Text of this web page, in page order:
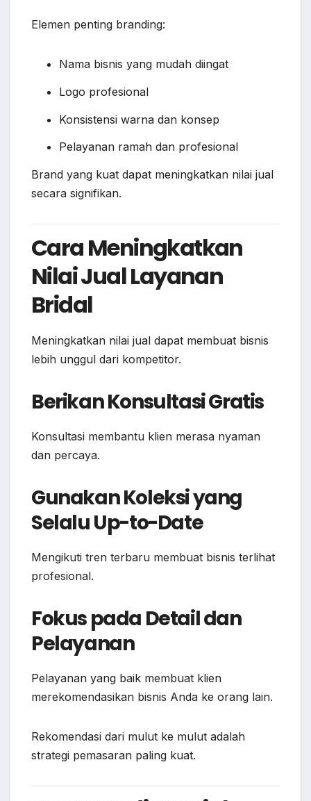
Elemen penting branding:
Nama bisnis yang mudah diingat
Logo profesional
Konsistensi warna dan konsep
Pelayanan ramah dan profesional
Brand yang kuat dapat meningkatkan nilai jual
secara signifikan.
Cara Meningkatkan
Nilai Jual Layanan
Bridal
Meningkatkan nilai jual dapat membuat bisnis
lebih unggul dari kompetitor.
Berikan Konsultasi Gratis
Konsultasi membantu klien merasa nyaman
dan percaya.
Gunakan Koleksi yang
Selalu Up-to-Date
Mengikuti tren terbaru membuat bisnis terlihat
profesional.
Fokus pada Detail dan
Pelayanan
Pelayanan yang baik membuat klien
merekomendasikan bisnis Anda ke orang lain.
Rekomendasi dari mulut ke mulut adalah
strategi pemasaran paling kuat.